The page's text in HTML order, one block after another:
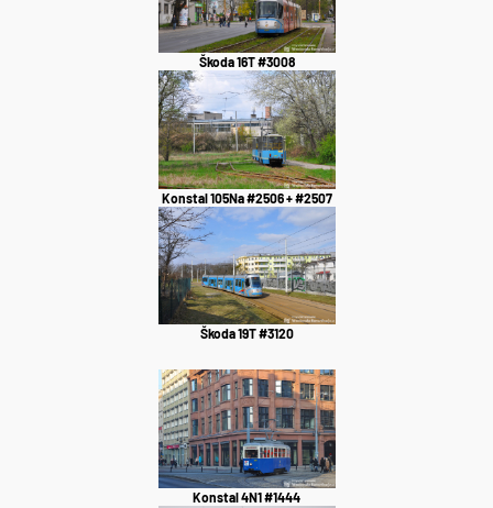
Škoda 16T #3008
Konstal 105Na #2506 + #2507
Škoda 19T #3120
Konstal 4N1 #1444